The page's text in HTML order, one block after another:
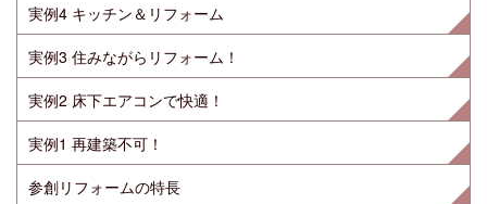
実例4 キッチン＆リフォーム
実例3 住みながらリフォーム！
実例2 床下エアコンで快適！
実例1 再建築不可！
参創リフォームの特長